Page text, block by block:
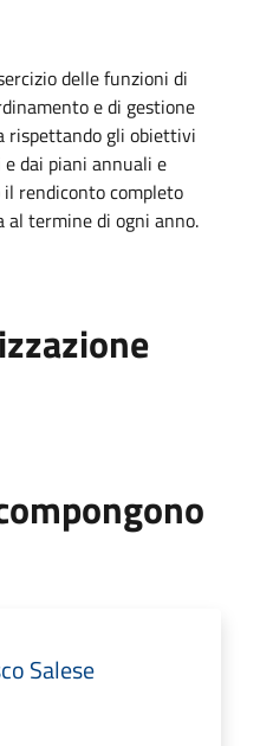
delle funzioni di
e di gestione
gli obiettivi
dai piani annuali e
rendiconto completo
termine di ogni anno.
Salese